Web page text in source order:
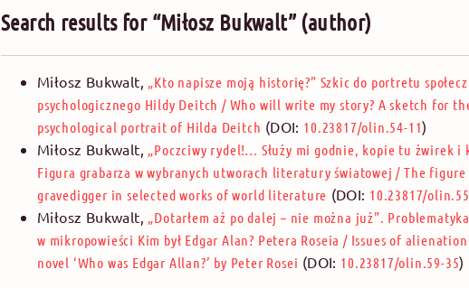
Search results for “Miłosz Bukwalt” (author)
Miłosz Bukwalt, „Kto napisze moją historię?” Szkic do portretu
psychologicznego Hildy Deitch / Who will write my story? A sketch for
psychological portrait of Hilda Deitch (DOI: 10.23817/olin.54-11)
Miłosz Bukwalt, „Poczciwy rydel!… Służy mi godnie, kopie tu żwirek i
Figura grabarza w wybranych utworach literatury światowej / The figure
gravedigger in selected works of world literature (DOI: 10.23817/
Miłosz Bukwalt, „Dotarłem aż po dalej – nie można już”.
w mikropowieści Kim był Edgar Alan? Petera Roseia / Issues of
novel ‘Who was Edgar Allan?’ by Peter Rosei (DOI: 10.23817/olin.59-35)